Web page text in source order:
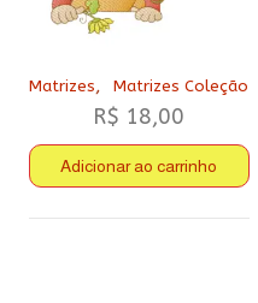
Matrizes, Matrizes Coleção
R$ 18,00
Adicionar ao carrinho